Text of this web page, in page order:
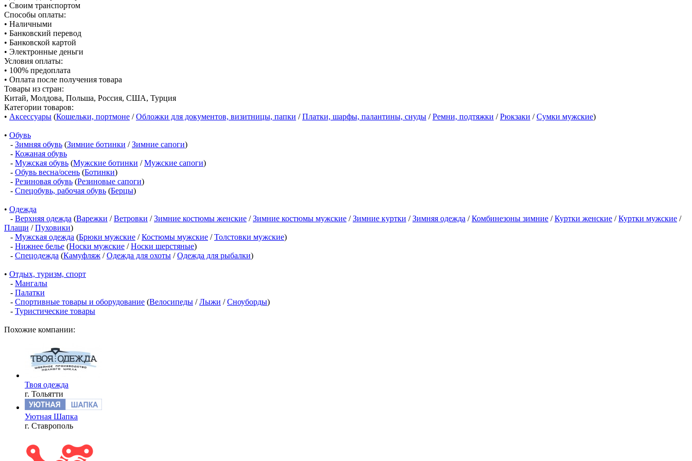
• Своим транспортом
Способы оплаты:
• Наличными
• Банковский перевод
• Банковской картой
• Электронные деньги
Условия оплаты:
• 100% предоплата
• Оплата после получения товара
Товары из стран:
Китай, Молдова, Польша, Россия, США, Турция
Категории товаров:
• Аксессуары (Кошельки, портмоне /Обложки для документов, визитницы, папки /Платки, шарфы, палантины, снуды /Ремни, подтяжки /Рюкзаки /Сумки мужские)
• Обувь
- Зимняя обувь (Зимние ботинки /Зимние сапоги)
- Кожаная обувь
- Мужская обувь (Мужские ботинки /Мужские сапоги)
- Обувь весна/осень (Ботинки)
- Резиновая обувь (Резиновые сапоги)
- Спецобувь, рабочая обувь (Берцы)
• Одежда
- Верхняя одежда (Варежки /Ветровки /Зимние костюмы женские /Зимние костюмы мужские /Зимние куртки /Зимняя одежда /Комбинезоны зимние /Куртки женские /Куртки мужские /
Плащи /Пуховики)
- Мужская одежда (Брюки мужские /Костюмы мужские /Толстовки мужские)
- Нижнее белье (Носки мужские /Носки шерстяные)
- Спецодежда (Камуфляж /Одежда для охоты /Одежда для рыбалки)
• Отдых, туризм, спорт
- Мангалы
- Палатки
- Спортивные товары и оборудование (Велосипеды /Лыжи /Сноуборды)
- Туристические товары
Похожие компании:
Твоя одежда
г. Тольятти
Уютная Шапка
г. Ставрополь